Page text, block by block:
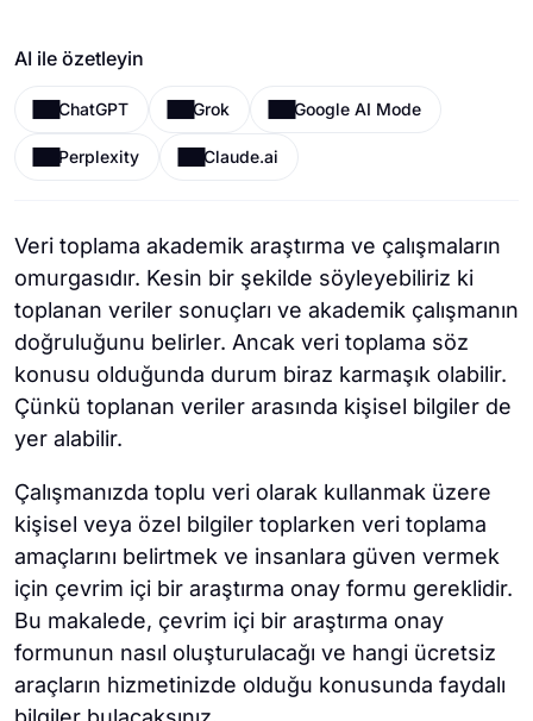
AI ile özetleyin
ChatGPT Grok Google AI Mode
Perplexity Claude.ai
Veri toplama akademik araştırma ve çalışmaların
omurgasıdır. Kesin bir şekilde söyleyebiliriz ki
toplanan veriler sonuçları ve akademik çalışmanın
doğruluğunu belirler. Ancak veri toplama söz
konusu olduğunda durum biraz karmaşık olabilir.
Çünkü toplanan veriler arasında kişisel bilgiler de
yer alabilir.
Çalışmanızda toplu veri olarak kullanmak üzere
kişisel veya özel bilgiler toplarken veri toplama
amaçlarını belirtmek ve insanlara güven vermek
için çevrim içi bir araştırma onay formu gereklidir.
Bu makalede, çevrim içi bir araştırma onay
formunun nasıl oluşturulacağı ve hangi ücretsiz
araçların hizmetinizde olduğu konusunda faydalı